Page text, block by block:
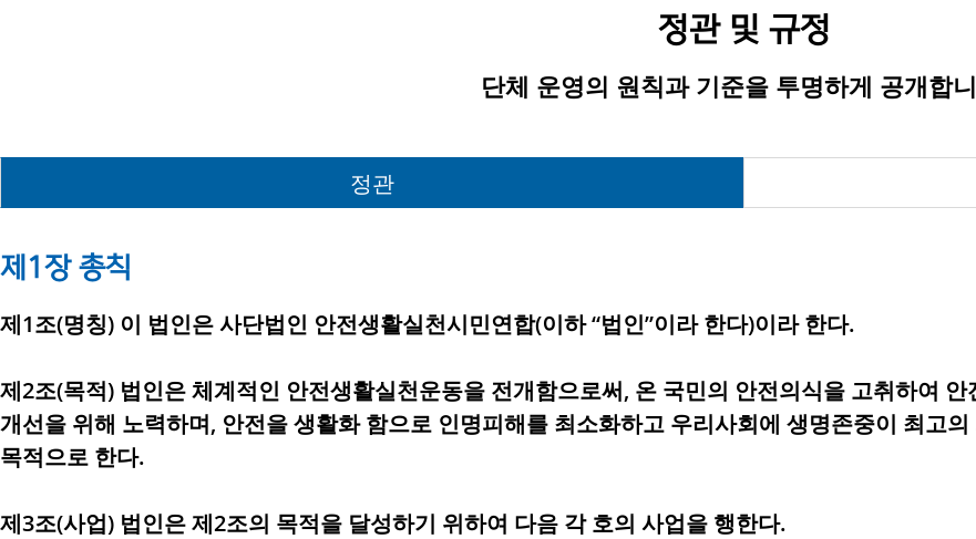
정관 및 규정
단체 운영의 원칙과 기준을 투명하게 공개합
정관
제1장 총칙
제1조(명칭) 이 법인은 사단법인 안전생활실천시민연합(이하 “법인”이라 한다)이라 한다.
제2조(목적) 법인은 체계적인 안전생활실천운동을 전개함으로써, 온 국민의 안전의식을 고취하여
개선을 위해 노력하며, 안전을 생활화 함으로 인명피해를 최소화하고 우리사회에 생명존중이 최고
목적으로 한다.
제3조(사업) 법인은 제2조의 목적을 달성하기 위하여 다음 각 호의 사업을 행한다.